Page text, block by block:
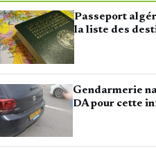
Passeport
la liste des
Gendarmerie
DA pour cette